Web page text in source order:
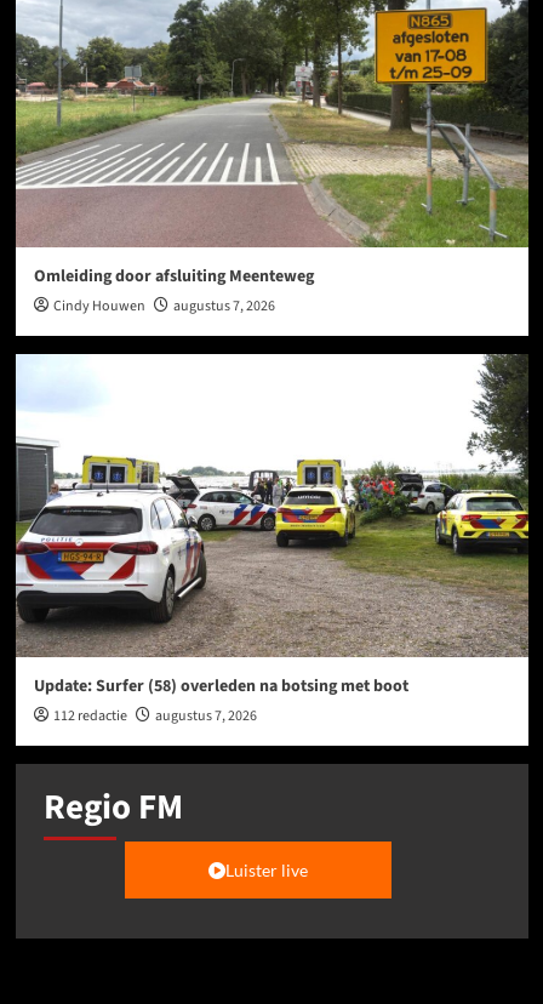
Omleiding door afsluiting Meenteweg
Cindy Houwen augustus 7, 2026
Update: Surfer (58) overleden na botsing met boot
112 redactie augustus 7, 2026
Regio FM
Luister live